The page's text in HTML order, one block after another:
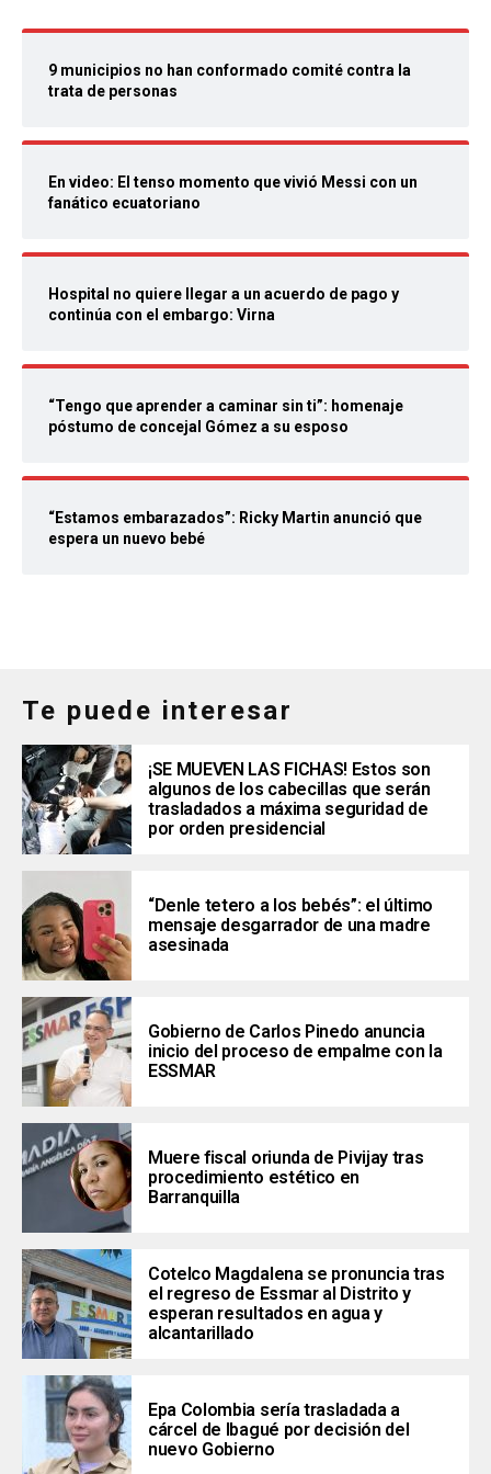
9 municipios no han conformado comité contra la
trata de personas
En video: El tenso momento que vivió Messi con un
fanático ecuatoriano
Hospital no quiere llegar a un acuerdo de pago y
continúa con el embargo: Virna
“Tengo que aprender a caminar sin ti”: homenaje
póstumo de concejal Gómez a su esposo
“Estamos embarazados”: Ricky Martin anunció que
espera un nuevo bebé
Te puede interesar
¡SE MUEVEN LAS FICHAS! Estos son
algunos de los cabecillas que serán
trasladados a máxima seguridad de
por orden presidencial
“Denle tetero a los bebés”: el último
mensaje desgarrador de una madre
asesinada
Gobierno de Carlos Pinedo anuncia
inicio del proceso de empalme con la
ESSMAR
Muere fiscal oriunda de Pivijay tras
procedimiento estético en
Barranquilla
Cotelco Magdalena se pronuncia tras
el regreso de Essmar al Distrito y
esperan resultados en agua y
alcantarillado
Epa Colombia sería trasladada a
cárcel de Ibagué por decisión del
nuevo Gobierno